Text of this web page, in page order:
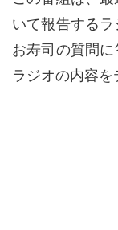
いて報告する
お寿司の質問に
ラジオの内容を